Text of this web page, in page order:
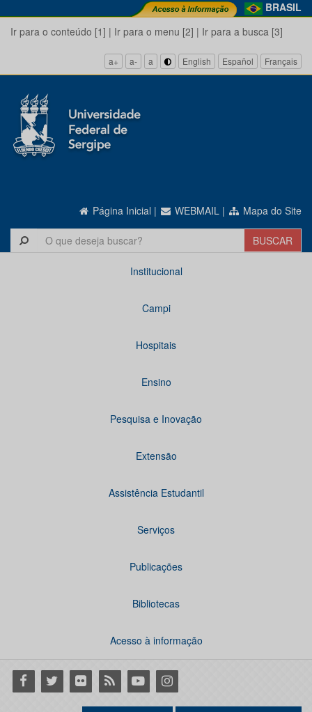
BRASIL
Ir para o conteúdo [1] | Ir para o menu [2] | Ir para a busca [3]
a+ a- a English Español Français
Página Inicial | WEBMAIL | Mapa do Site
Institucional
Campi
Hospitais
Ensino
Pesquisa e Inovação
Extensão
Assistência Estudantil
Serviços
Publicações
Bibliotecas
Acesso à informação
Facebook
Twitter Flickr RSS YoutubeInstagram